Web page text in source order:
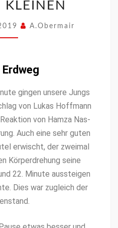
KLEINEN
A.Obermair
gin­gen unsere Jungs
von Lukas Hoff­mann
von Hamza Nas­
Auch eine sehr guten
erwis­cht, der zweimal
Kör­per­drehung seine
22. Minute aussteigen
Dies war zugle­ich der